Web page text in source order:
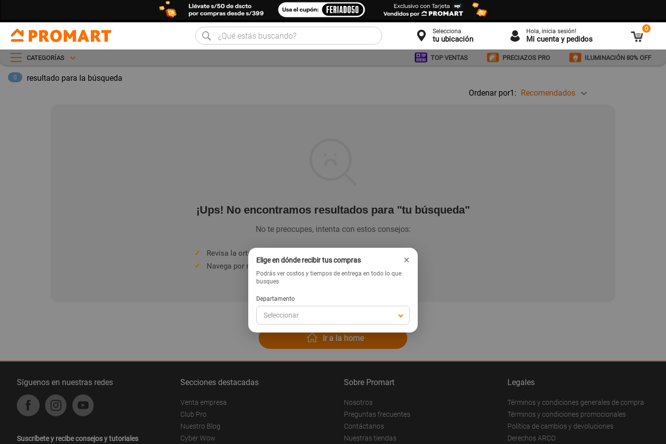
Selecciona
tu ubicación
Hola, inicia sesión!
Mi cuenta y pedidos
0
CATEGORÍAS TOP VENTAS PRECIAZOS PRO ILUMINACIÓN 80% OFF
0
resultado para la búsqueda
Ordenar por1: Recomendados
¡Ups! No encontramos resultados para "tu búsqueda"
No te preocupes, intenta con estos consejos:
✓
Revisa la ortografía de la palabra.
✓
Navega por nuestras categorías en el menú.
Ir a la home
Síguenos en nuestras redes
Suscríbete y recibe consejos y tutoriales
Secciones destacadas
Venta empresa
Club Pro
Nuestro Blog
Cyber Wow
Sobre Promart
Nosotros
Preguntas frecuentes
Contáctanos
Nuestras tiendas
Legales
Términos y condiciones generales de compra
Términos y condiciones promocionales
Política de cambios y devoluciones
Derechos ARCO
Elige en dónde recibir tus compras ×
Podrás ver costos y tiempos de entrega en todo lo que
busques
Departamento
Seleccionar